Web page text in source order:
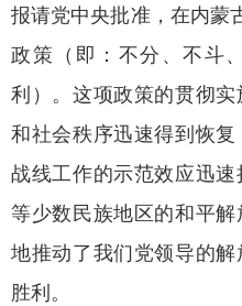
报请党中央批准，在内蒙
政策（即：不分、不斗
利）。这项政策的贯彻
和社会秩序迅速得到恢
战线工作的示范效应迅
等少数民族地区的和平
地推动了我们党领导的
胜利。